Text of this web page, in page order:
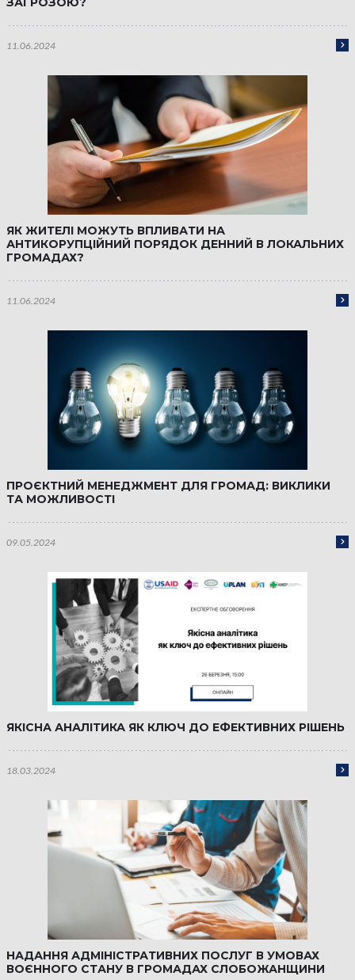
11.06.2024
ЯК ЖИТЕЛІ МОЖУТЬ ВПЛИВАТИ НА
АНТИКОРУПЦІЙНИЙ ПОРЯДОК ДЕННИЙ В ЛОКАЛЬНИХ
ГРОМАДАХ?
11.06.2024
ПРОЄКТНИЙ МЕНЕДЖМЕНТ ДЛЯ ГРОМАД: ВИКЛИКИ
ТА МОЖЛИВОСТІ
09.05.2024
ЯКІСНА АНАЛІТИКА ЯК КЛЮЧ ДО ЕФЕКТИВНИХ РІШЕНЬ
18.03.2024
НАДАННЯ АДМІНІСТРАТИВНИХ ПОСЛУГ В УМОВАХ
ВОЄННОГО СТАНУ В ГРОМАДАХ СЛОБОЖАНЩИНИ